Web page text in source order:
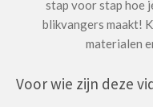
stap voor stap hoe
blikvangers maakt!
materialen
Voor wie zijn deze